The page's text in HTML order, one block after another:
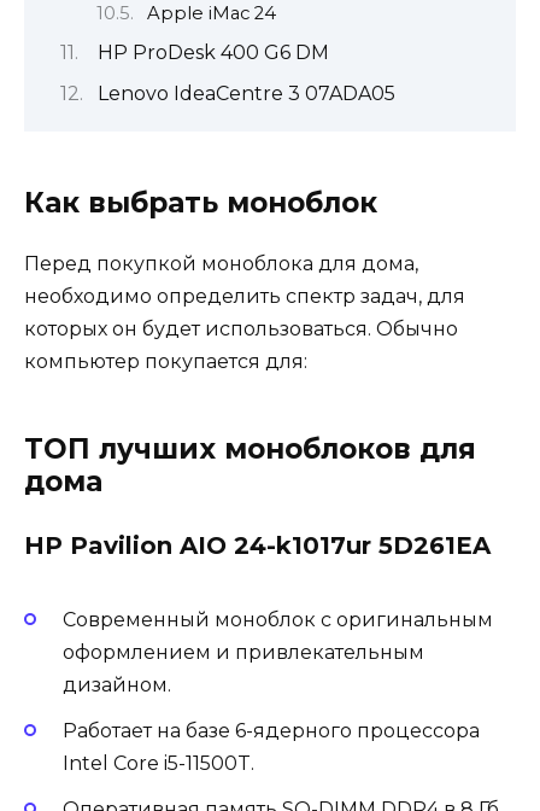
Apple iMac 24
HP ProDesk 400 G6 DM
Lenovo IdeaCentre 3 07ADA05
Как выбрать моноблок
Перед покупкой моноблока для дома,
необходимо определить спектр задач, для
которых он будет использоваться. Обычно
компьютер покупается для:
ТОП лучших моноблоков для
дома
HP Pavilion AIO 24-k1017ur 5D261EA
Современный моноблок с оригинальным
оформлением и привлекательным
дизайном.
Работает на базе 6-ядерного процессора
Intel Core i5-11500T.